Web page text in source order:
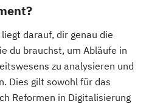
darauf, dir genau die
du brauchst, um Abläufe in
zu analysieren und
Dies gilt sowohl für das
Reformen in Digitalisierung